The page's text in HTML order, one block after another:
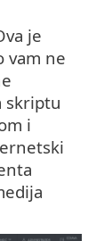
je
vam ne
skriptu
i